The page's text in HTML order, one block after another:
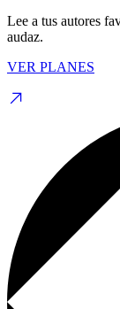
Lee a tus autores
audaz.
VER PLANES